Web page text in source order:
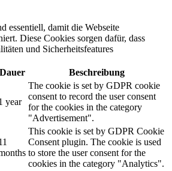
essentiell, damit die Webseite
Diese Cookies sorgen dafür, dass
und Sicherheitsfeatures
Dauer
Beschreibung
year
The cookie is set by GDPR cookie
consent to record the user consent
for the cookies in the category
"Advertisement".
This cookie is set by GDPR Cookie
Consent plugin. The cookie is used
to store the user consent for the
cookies in the category "Analytics".